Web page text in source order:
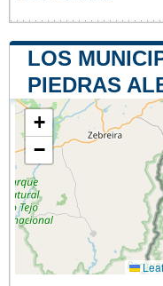
LOS
PIEDRAS
+
−